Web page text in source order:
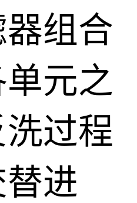
组合
元之
过程
进